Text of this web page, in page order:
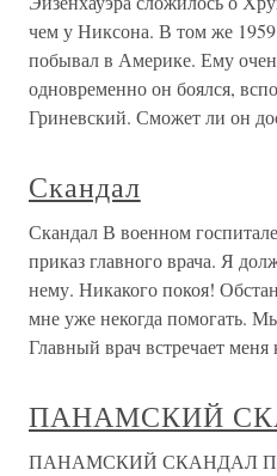
чем у Никсона. В том же
побывал в Америке. Ему
одновременно он боялся,
Гриневский. Сможет ли он
Скандал
Скандал В военном
приказ главного врача. Я
нему. Никакого покоя!
мне уже некогда помогать.
Главный врач встречает меня
ПАНАМСКИЙ
ПАНАМСКИЙ СКАНДАЛ